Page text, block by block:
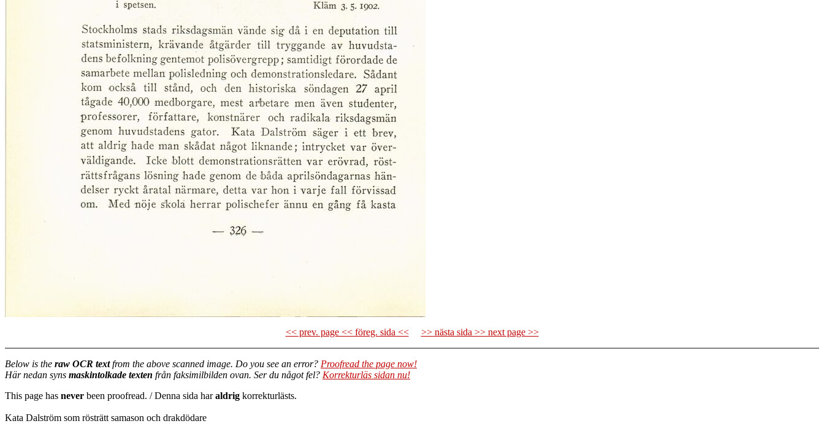
<< prev. page << föreg. sida << >> nästa sida >> next page >>
Below is the raw OCR textfrom the above scanned image. Do you see an error? Proofread the page now!
Här nedan syns maskintolkade texten från faksimilbilden ovan. Ser du något fel? Korrekturläs sidan nu!
This page has never been proofread. / Denna sida haraldrig korrekturlästs.
Kata Dalström som rösträtt samason och drakdödare